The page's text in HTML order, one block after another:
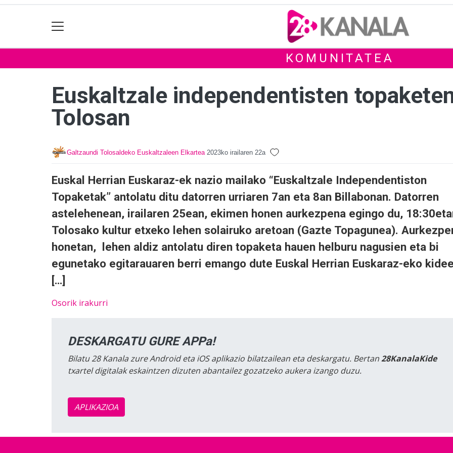
KOMUNITATEA
Euskaltzale independentisten
Tolosan
Galtzaundi Tolosaldeko Euskaltzaleen Elkartea 2023ko irailaren 22a
Euskal Herrian Euskaraz-ek nazio mailako “Euskaltzale Independentiston
Topaketak” antolatu ditu datorren urriaren 7an eta 8an Billabonan. Datorren
astelehenean, irailaren 25ean, ekimen honen aurkezpena egingo du,
Tolosako kultur etxeko lehen solairuko aretoan (Gazte Topagunea).
honetan, lehen aldiz antolatu diren topaketa hauen helburu nagusien eta bi
egunetako egitarauaren berri emango dute Euskal Herrian Euskaraz-eko
[…]
Osorik irakurri
DESKARGATU GURE APPa!
Bilatu 28 Kanala zure Android eta iOS aplikazio bilatzailean eta deskargatu. Bertan28KanalaKide
txartel digitalak eskaintzen dizuten abantailez gozatzeko aukera izango duzu.
APLIKAZIOA